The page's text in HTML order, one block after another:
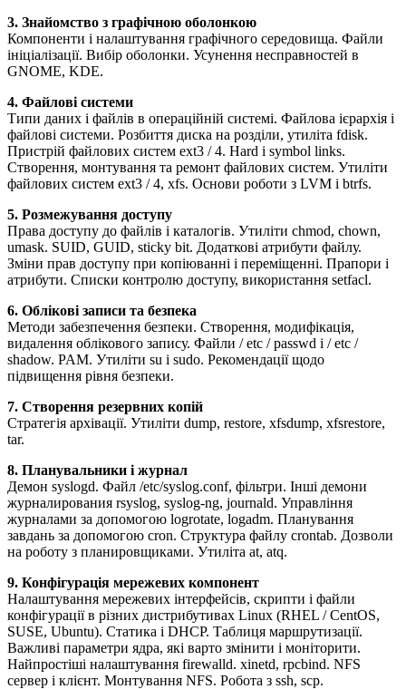
3. Знайомство з графічною оболонкою
Компоненти і налаштування графічного середовища. Файли
ініціалізації. Вибір оболонки. Усунення несправностей в
GNOME, KDE.
4. Файлові системи
Типи даних і файлів в операційній системі. Файлова ієрархія і
файлові системи. Розбиття диска на розділи, утиліта fdisk.
Пристрій файлових систем ext3 / 4. Hard і symbol links.
Створення, монтування та ремонт файлових систем. Утиліти
файлових систем ext3 / 4, xfs. Основи роботи з LVM і btrfs.
5. Розмежування доступу
Права доступу до файлів і каталогів. Утиліти chmod, chown,
umask. SUID, GUID, sticky bit. Додаткові атрибути файлу.
Зміни прав доступу при копіюванні і переміщенні. Прапори і
атрибути. Списки контролю доступу, використання setfacl.
6. Облікові записи та безпека
Методи забезпечення безпеки. Створення, модифікація,
видалення облікового запису. Файли / etc / passwd і / etc /
shadow. PAM. Утиліти su і sudo. Рекомендації щодо
підвищення рівня безпеки.
7. Створення резервних копій
Стратегія архівації. Утиліти dump, restore, xfsdump, xfsrestore,
tar.
8. Планувальники і журнал
Демон syslogd. Файл /etc/syslog.conf, фільтри. Інші демони
журналирования rsyslog, syslog-ng, journald. Управління
журналами за допомогою logrotate, logadm. Планування
завдань за допомогою cron. Структура файлу crontab. Дозволи
на роботу з планировщиками. Утиліта at, atq.
9. Конфігурація мережевих компонент
Налаштування мережевих інтерфейсів, скрипти і файли
конфігурації в різних дистрибутивах Linux (RHEL / CentOS,
SUSE, Ubuntu). Статика і DHCP. Таблиця маршрутизації.
Важливі параметри ядра, які варто змінити і моніторити.
Найпростіші налаштування firewalld. xinetd, rpcbind. NFS
сервер і клієнт. Монтування NFS. Робота з ssh, scp.